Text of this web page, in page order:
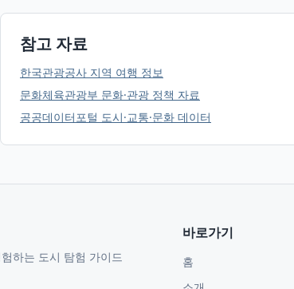
참고 자료
한국관광공사 지역 여행 정보
문화체육관광부 문화·관광 정책 자료
공공데이터포털 도시·교통·문화 데이터
하는 도시 탐험 가이드
바로가기
홈